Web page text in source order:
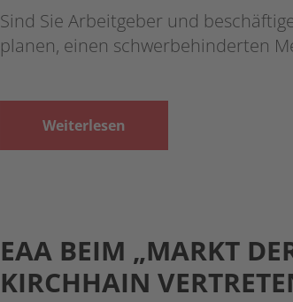
Sind Sie Arbeitgeber und
planen, einen schwerbehinderten
Weiterlesen
EAA BEIM „MARKT
KIRCHHAIN